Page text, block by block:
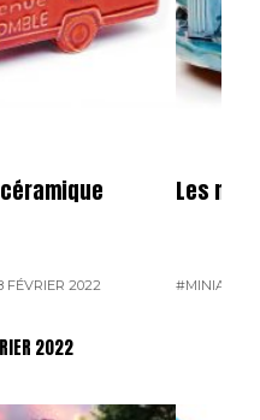
FÉVRIER 2022
Les
2022